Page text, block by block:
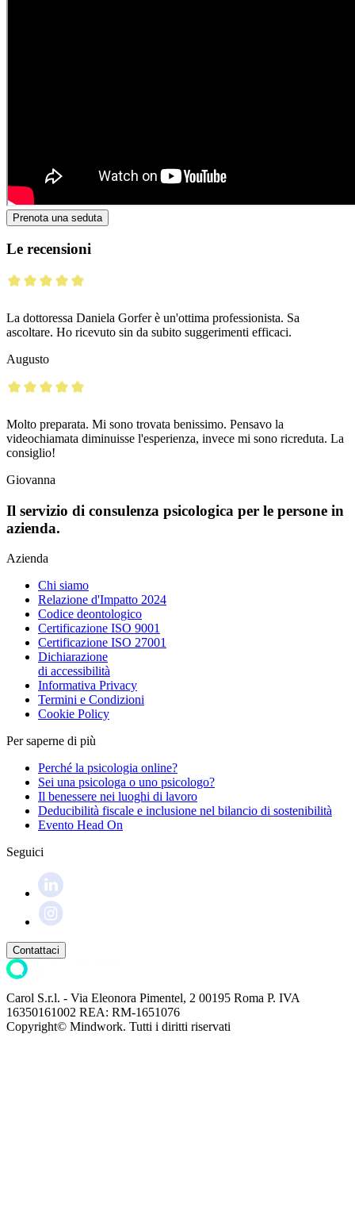
Prenota una seduta
Le recensioni
La dottoressa Daniela Gorfer è un'ottima professionista. Sa
ascoltare. Ho ricevuto sin da subito suggerimenti efficaci.
Augusto
Molto preparata. Mi sono trovata benissimo. Pensavo la
videochiamata diminuisse l'esperienza, invece mi sono ricreduta. La
consiglio!
Giovanna
Il servizio di consulenza psicologica per le persone in
azienda.
Azienda
Chi siamo
Relazione d'Impatto 2024
Codice deontologico
Certificazione ISO 9001
Certificazione ISO 27001
Dichiarazione
di accessibilità
Informativa Privacy
Termini e Condizioni
Cookie Policy
Per saperne di più
Perché la psicologia online?
Sei una psicologa o uno psicologo?
Il benessere nei luoghi di lavoro
Deducibilità fiscale e inclusione nel bilancio di sostenibilità
Evento Head On
Seguici
Contattaci
Carol S.r.l. - Via Eleonora Pimentel, 2 00195 Roma P. IVA
16350161002 REA: RM-1651076
Copyright© Mindwork. Tutti i diritti riservati